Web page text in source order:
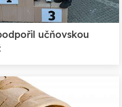
učňovskou